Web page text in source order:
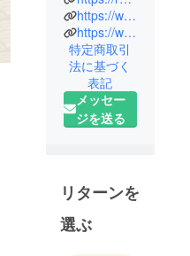
らぁ麺を提
供してま
す。
煮干しの
スープも厳
選して選ん
だ九十九里
す。
中華スープ
も鶏と豚、
https://www.instagram.com/ra_men_ikkuu/
https://www.instagram.com/ra_men.ikkuu/
特定商取引
法に基づく
表記
メッセー
ジを送る
リターンを
選ぶ